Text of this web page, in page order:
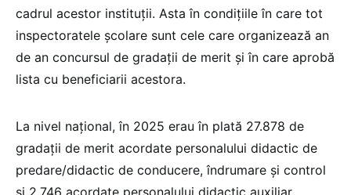
cadrul acestor instituții. Asta în condițiile în care tot
inspectoratele școlare sunt cele care organizează an
de an concursul de gradații de merit și în care aprobă
lista cu beneficiarii acestora.
La nivel național, în 2025 erau în plată 27.878 de
gradații de merit acordate personalului didactic de
predare/didactic de conducere, îndrumare și control
și 2.746 acordate personalului didactic auxiliar,